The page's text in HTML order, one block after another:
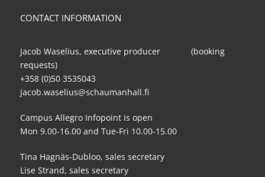
CONTACT INFORMATION
Jacob Waselius, executive producer (booking
requests)
+358 (0)50 3535043
jacob.waselius@schaumanhall.fi
Campus Allegro Infopoint is open
Mon 9.00-16.00 and Tue-Fri 10.00-15.00
Tina Hagnäs-Dubloo, sales secretary
Lise Strand, sales secretary